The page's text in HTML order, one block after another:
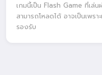
เกมนี้เป็น Flash Game ที่เล่น
สามารถโหลดได้ อาจเป็นเพร
รองรับ